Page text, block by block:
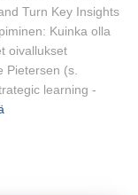
Turn Key Insights
Kuinka olla
oivallukset
Pietersen (s.
learning -